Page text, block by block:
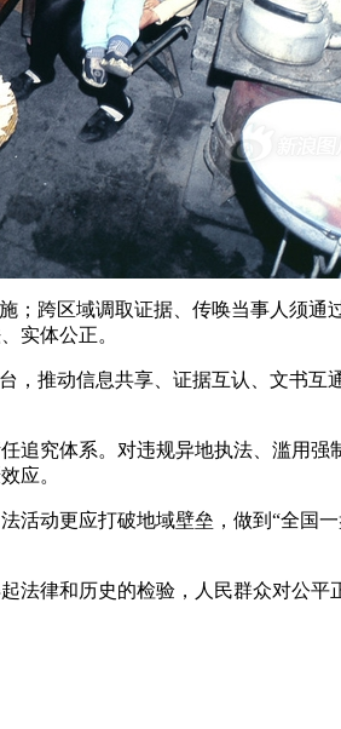
；跨区域调取证据、传唤当事人须
实体公正。
，推动信息共享、证据互认、文书
追究体系。对违规异地执法、滥用
应。
动更应打破地域壁垒，做到“全国
律和历史的检验，人民群众对公平